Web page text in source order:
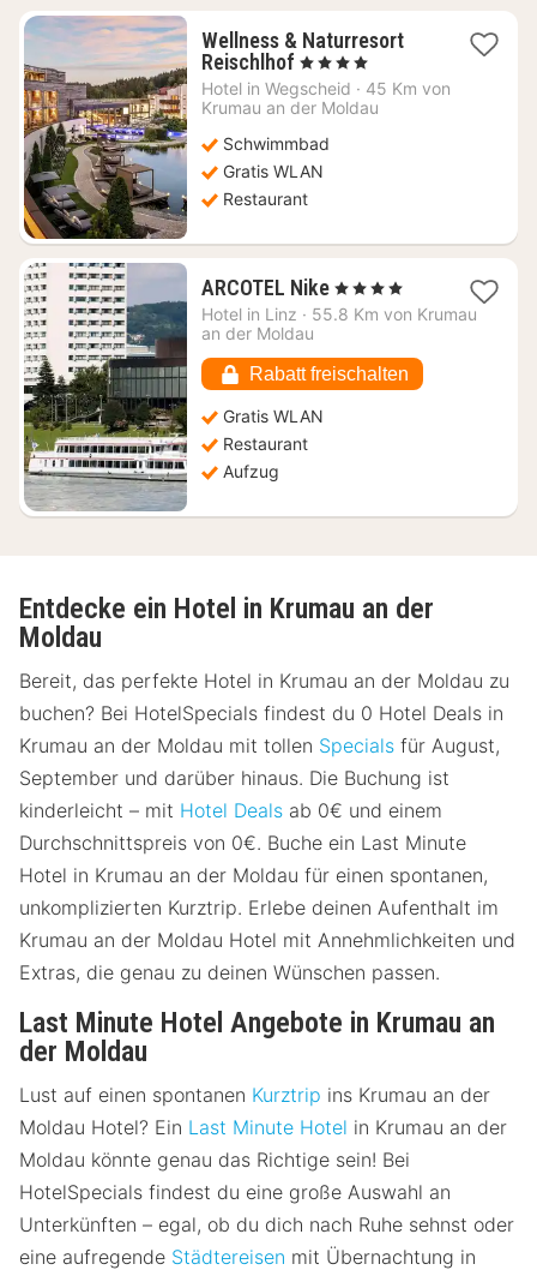
Wellness & Naturresort
Reischlhof 1
Nacht
ab
€
, 4 Sterne
Hotel in Wegscheid · 45 Km von
Krumau an der Moldau
Schwimmbad
Gratis WLAN
Restaurant
ARCOTEL Nike1
Nacht
€
, 4 Sterne
Hotel in Linz · 55.8 Km von Krumau
an der Moldau
Rabatt freischalten
Gratis WLAN
Restaurant
Aufzug
Entdecke ein Hotel in Krumau an der
Moldau
Bereit, das perfekte Hotel in Krumau an der Moldau zu
buchen? Bei HotelSpecials findest du 0 Hotel Deals in
Krumau an der Moldau mit tollen Specials für August,
September und darüber hinaus. Die Buchung ist
kinderleicht – mit Hotel Deals ab 0€ und einem
Durchschnittspreis von 0€. Buche ein Last Minute
Hotel in Krumau an der Moldau für einen spontanen,
unkomplizierten Kurztrip. Erlebe deinen Aufenthalt im
Krumau an der Moldau Hotel mit Annehmlichkeiten und
Extras, die genau zu deinen Wünschen passen.
Last Minute Hotel Angebote in Krumau an
der Moldau
Lust auf einen spontanen Kurztrip ins Krumau an der
Moldau Hotel? Ein Last Minute Hotel in Krumau an der
Moldau könnte genau das Richtige sein! Bei
HotelSpecials findest du eine große Auswahl an
Unterkünften – egal, ob du dich nach Ruhe sehnst oder
eine aufregende Städtereisen mit Übernachtung in